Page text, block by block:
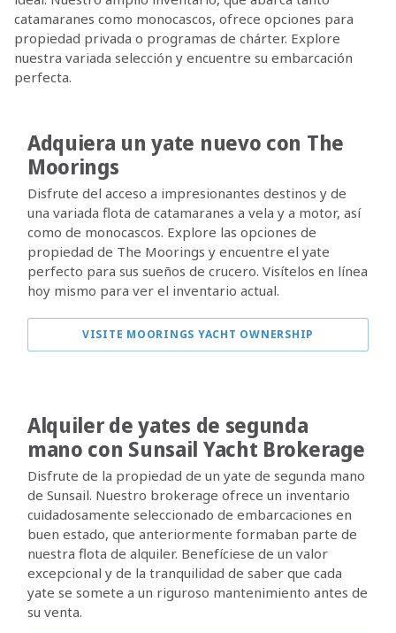
catamaranes como monocascos, ofrece opciones para
propiedad privada o programas de chárter. Explore
nuestra variada selección y encuentre su embarcación
perfecta.
Adquiera un yate nuevo con The
Moorings
Disfrute del acceso a impresionantes destinos y de
una variada flota de catamaranes a vela y a motor, así
como de monocascos. Explore las opciones de
propiedad de The Moorings y encuentre el yate
perfecto para sus sueños de crucero. Visítelos en línea
hoy mismo para ver el inventario actual.
VISITE MOORINGS YACHT OWNERSHIP
Alquiler de yates de segunda
mano con Sunsail Yacht Brokerage
Disfrute de la propiedad de un yate de segunda mano
de Sunsail. Nuestro brokerage ofrece un inventario
cuidadosamente seleccionado de embarcaciones en
buen estado, que anteriormente formaban parte de
nuestra flota de alquiler. Benefíciese de un valor
excepcional y de la tranquilidad de saber que cada
yate se somete a un riguroso mantenimiento antes de
su venta.